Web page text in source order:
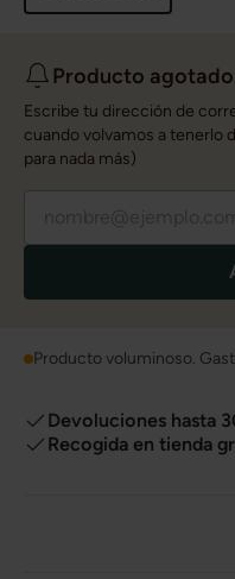
Producto
Escribe tu dirección de
cuando volvamos a tenerlo
para nada más)
Producto voluminoso.
Devoluciones hasta
Recogida en tienda